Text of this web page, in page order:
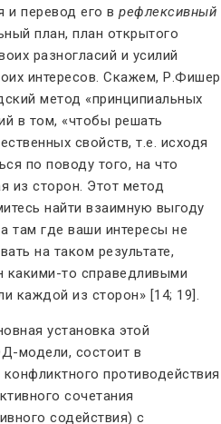
и перевод его в рефлексивный
план, план открытого
разногласий и усилий
интересов. Скажем, Р.Фишер
метод «принципиальных
в том, «чтобы решать
свойств, т.е. исходя
по поводу того, на что
из сторон. Этот метод
найти взаимную выгоду
там где ваши интересы не
на таком результате,
то справедливыми
каждой из сторон» [14; 19].
установка этой
модели, состоит в
противодействия
сочетания
содействия) с